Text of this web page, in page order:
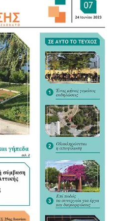
αναγνώρισε ως
της διάσπαρτης
άσκησε όμως κριτική
«Η
θέλει», σημείωσε,
θα έπρεπε να έχουν πολύ
του νέου
και οι πόροι»